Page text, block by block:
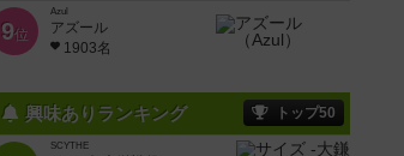
9位
Azul
アズール
1903名
興味ありランキング トップ50
SCYTHE